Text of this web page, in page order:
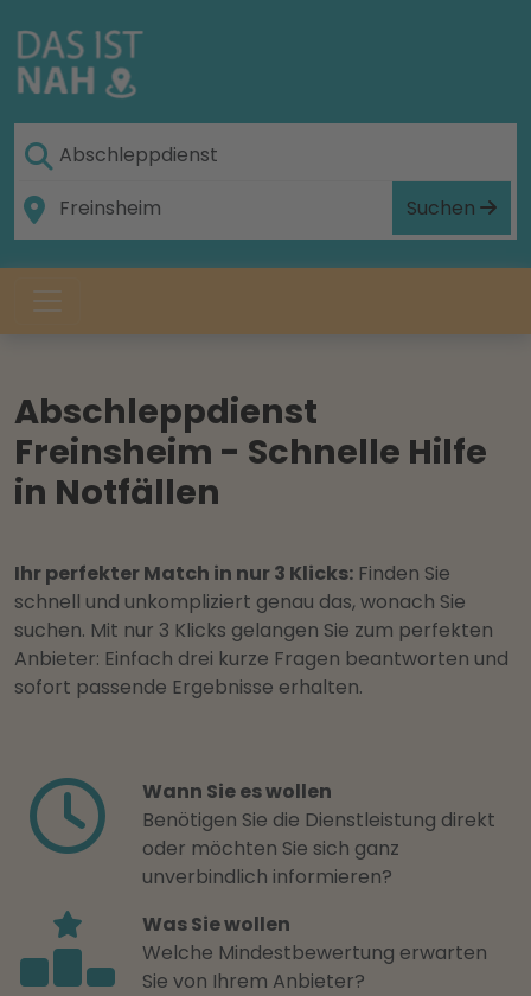
Suchen
Abschleppdienst
Freinsheim - Schnelle Hilfe
in Notfällen
Ihr perfekter Match in nur 3 Klicks: Finden Sie
schnell und unkompliziert genau das, wonach Sie
suchen. Mit nur 3 Klicks gelangen Sie zum perfekten
Anbieter: Einfach drei kurze Fragen beantworten und
sofort passende Ergebnisse erhalten.
Wann Sie es wollen
Benötigen Sie die Dienstleistung direkt
oder möchten Sie sich ganz
unverbindlich informieren?
Was Sie wollen
Welche Mindestbewertung erwarten
Sie von Ihrem Anbieter?